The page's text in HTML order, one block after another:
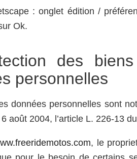
: onglet édition /
Ok.
des
personnelles
données personnelles sont
août 2004, l’article L. 226-13
, le